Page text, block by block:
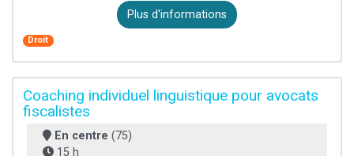
Plus d'informations
Droit
Coaching individuel linguistique pour avocats
fiscalistes
En centre (75)
15 h